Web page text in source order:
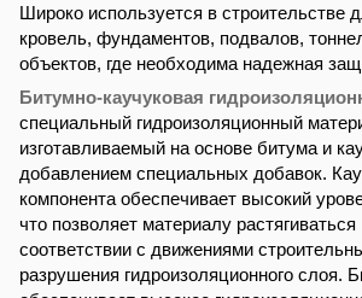
Широко используется в строительстве
кровель, фундаментов, подвалов,
объектов, где необходима надежная
Битумно-каучуковая
специальный гидроизоляционный
изготавливаемый на основе битума и
добавлением специальных добавок.
компонента обеспечивает высокий
что позволяет материалу
соответствии с движениями
разрушения гидроизоляционного слоя.